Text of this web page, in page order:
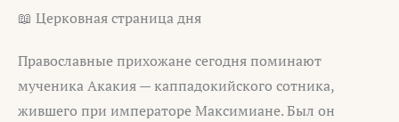
📖 Церковная страница дня
Православные прихожане сегодня поминают
мученика Акакия — каппадокийского сотника,
жившего при императоре Максимиане. Был он